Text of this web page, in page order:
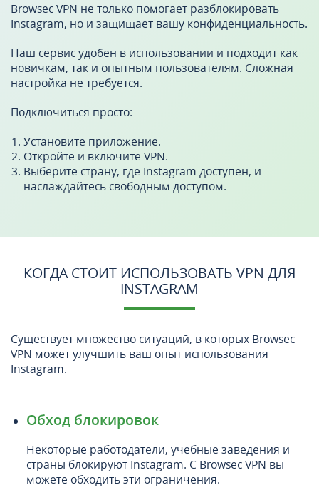
Browsec VPN не только помогает разблокировать
Instagram, но и защищает вашу конфиденциальность.
Наш сервис удобен в использовании и подходит как
новичкам, так и опытным пользователям. Сложная
настройка не требуется.
Подключиться просто:
Установите приложение.
Откройте и включите VPN.
Выберите страну, где Instagram доступен, и
наслаждайтесь свободным доступом.
КОГДА СТОИТ ИСПОЛЬЗОВАТЬ VPN ДЛЯ
INSTAGRAM
Существует множество ситуаций, в которых Browsec
VPN может улучшить ваш опыт использования
Instagram.
Обход блокировок
Некоторые работодатели, учебные заведения и
страны блокируют Instagram. С Browsec VPN вы
можете обходить эти ограничения.